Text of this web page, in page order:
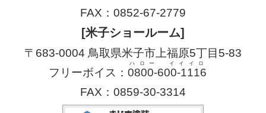
FAX：0852-67-2779
[米子ショールーム]
〒683-0004 鳥取県米子市上福原5丁目5-83
フリーボイス： 0800-600-1116
ハロー イイイロ
FAX：0859-30-3314